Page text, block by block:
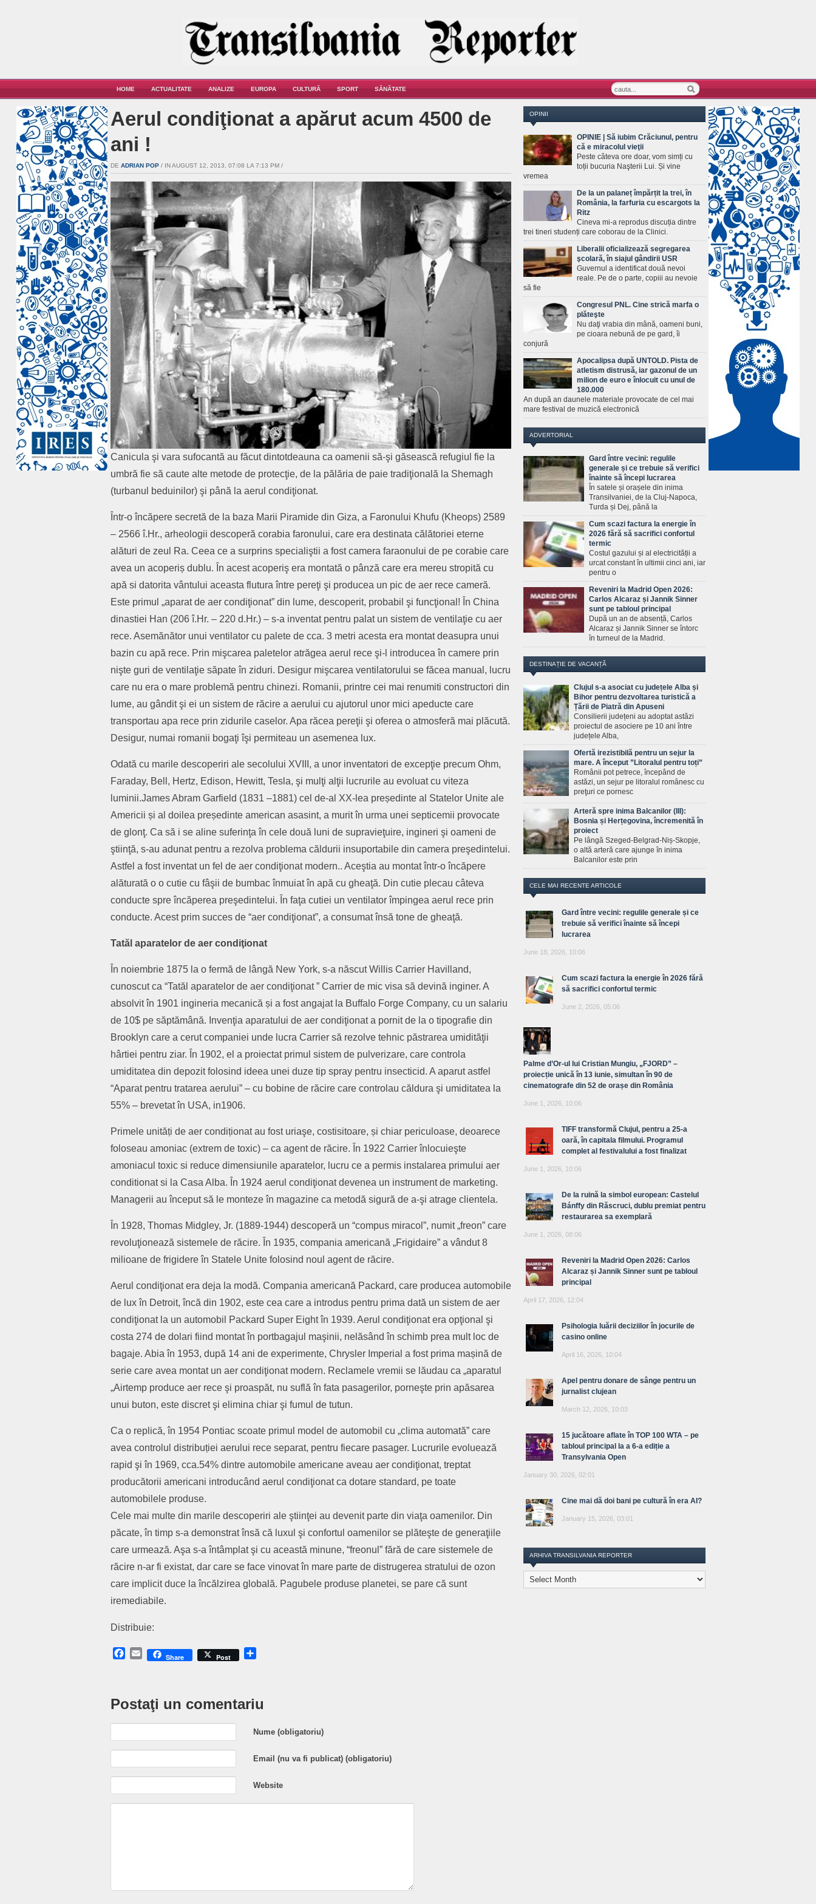
HOME ACTUALITATE ANALIZE EUROPA CULTURĂ SPORT SĂNĂTATE
Aerul condiţionat a apărut acum 4500 de
ani !
DE ADRIAN POP / IN AUGUST 12, 2013, 07:08 LA 7:13 PM /
Canicula şi vara sufocantă au făcut dintotdeauna ca oamenii să-şi găsească refugiul fie la
umbră fie să caute alte metode de protecţie, de la pălăria de paie tradiţională la Shemagh
(turbanul beduinilor) şi până la aerul condiţionat.
Într-o încăpere secretă de la baza Marii Piramide din Giza, a Faronului Khufu (Kheops) 2589
– 2566 î.Hr., arheologii descoperă corabia faronului, care era destinata călătoriei eterne
alături de zeul Ra. Ceea ce a surprins specialiştii a fost camera faraonului de pe corabie care
avea un acoperiș dublu. În acest acoperiş era montată o pânză care era mereu stropită cu
apă si datorita vântului aceasta flutura între pereţi şi producea un pic de aer rece cameră.
Este primul „aparat de aer condiţionat” din lume, descoperit, probabil şi funcţional! În China
dinastiei Han (206 î.Hr. – 220 d.Hr.) – s-a inventat pentru palat un sistem de ventilaţie cu aer
rece. Asemănător unui ventilator cu palete de cca. 3 metri acesta era montat deasupra unui
bazin cu apă rece. Prin mişcarea paletelor atrăgea aerul rece şi-l introducea în camere prin
nişte guri de ventilaţie săpate în ziduri. Desigur mişcarea ventilatorului se făcea manual, lucru
care nu era o mare problemă pentru chinezi. Romanii, printre cei mai renumiti constructori din
lume, au gândit şi ei un sistem de răcire a aerului cu ajutorul unor mici apeducte care
transportau apa rece prin zidurile caselor. Apa răcea pereţii şi oferea o atmosferă mai plăcută.
Desigur, numai romanii bogaţi îşi permiteau un asemenea lux.
Odată cu marile descoperiri ale secolului XVIII, a unor inventatori de excepţie precum Ohm,
Faraday, Bell, Hertz, Edison, Hewitt, Tesla, şi mulţi alţii lucrurile au evoluat cu viteza
luminii.James Abram Garfield (1831 –1881) cel de-al XX-lea președinte al Statelor Unite ale
Americii și al doilea președinte american asasint, a murit în urma unei septicemii provocate
de glonţ. Ca să i se aline suferinţa în cele două luni de supravieţuire, ingineri şi oameni de
ştiinţă, s-au adunat pentru a rezolva problema căldurii insuportabile din camera preşedintelui.
Astfel a fost inventat un fel de aer condiţionat modern.. Aceştia au montat într-o încăpere
alăturată o o cutie cu fâşii de bumbac înmuiat în apă cu gheaţă. Din cutie plecau câteva
conducte spre încăperea preşedintelui. În faţa cutiei un ventilator împingea aerul rece prin
conducte. Acest prim succes de “aer condiţionat”, a consumat însă tone de gheaţă.
Tatăl aparatelor de aer condiţionat
În noiembrie 1875 la o fermă de lângă New York, s-a născut Willis Carrier Havilland,
cunoscut ca “Tatăl aparatelor de aer condiţionat ” Carrier de mic visa să devină inginer. A
absolvit în 1901 ingineria mecanică și a fost angajat la Buffalo Forge Company, cu un salariu
de 10$ pe săptămână. Invenţia aparatului de aer condiţionat a pornit de la o tipografie din
Brooklyn care a cerut companiei unde lucra Carrier să rezolve tehnic păstrarea umidităţii
hârtiei pentru ziar. În 1902, el a proiectat primul sistem de pulverizare, care controla
umiditatea din depozit folosind ideea unei duze tip spray pentru insecticid. A aparut astfel
“Aparat pentru tratarea aerului” – cu bobine de răcire care controlau căldura şi umiditatea la
55% – brevetat în USA, in1906.
Primele unități de aer condiționat au fost uriaşe, costisitoare, și chiar periculoase, deoarece
foloseau amoniac (extrem de toxic) – ca agent de răcire. În 1922 Carrier înlocuieşte
amoniacul toxic si reduce dimensiunile aparatelor, lucru ce a permis instalarea primului aer
conditionat si la Casa Alba. În 1924 aerul condiţionat devenea un instrument de marketing.
Managerii au început să le monteze în magazine ca metodă sigură de a-şi atrage clientela.
În 1928, Thomas Midgley, Jr. (1889-1944) descoperă un “compus miracol”, numit „freon” care
revoluţionează sistemele de răcire. În 1935, compania americană „Frigidaire” a vândut 8
milioane de frigidere în Statele Unite folosind noul agent de răcire.
Aerul condiţionat era deja la modă. Compania americană Packard, care producea automobile
de lux în Detroit, încă din 1902, este cea care a introdus pentru prima dată un sistem de aer
condiţionat la un automobil Packard Super Eight în 1939. Aerul condiţionat era opţional şi
costa 274 de dolari fiind montat în portbagajul maşinii, nelăsând în schimb prea mult loc de
bagaje. Abia în 1953, după 14 ani de experimente, Chrysler Imperial a fost prima mașină de
serie care avea montat un aer condiţionat modern. Reclamele vremii se lăudau ca „aparatul
„Airtemp produce aer rece şi proaspăt, nu suflă în fata pasagerilor, porneşte prin apăsarea
unui buton, este discret şi elimina chiar şi fumul de tutun.
Ca o replică, în 1954 Pontiac scoate primul model de automobil cu „clima automată” care
avea controlul distribuției aerului rece separat, pentru fiecare pasager. Lucrurile evoluează
rapid şi în 1969, cca.54% dintre automobile americane aveau aer condiţionat, treptat
producătorii americani introducând aerul condiţionat ca dotare standard, pe toate
automobilele produse.
Cele mai multe din marile descoperiri ale ştiinţei au devenit parte din viaţa oamenilor. Din
păcate, în timp s-a demonstrat însă că luxul şi confortul oamenilor se plăteşte de generaţiile
care urmează. Aşa s-a întâmplat şi cu această minune, “freonul” fără de care sistemele de
răcire n-ar fi existat, dar care se face vinovat în mare parte de distrugerea stratului de ozon
care implicit duce la încălzirea globală. Pagubele produse planetei, se pare că sunt
iremediabile.
Distribuie:
Facebook
EmailShare Post
Postaţi un comentariu
Nume (obligatoriu)
Email (nu va fi publicat) (obligatoriu)
Website
OPINII
OPINIE | Să iubim Crăciunul, pentru
că e miracolul vieţii
Peste câteva ore doar, vom simți cu
toții bucuria Naşterii Lui. Și vine
vremea
De la un palaneț împărțit la trei, în
România, la farfuria cu escargots la
Ritz
Cineva mi-a reprodus discuția dintre
trei tineri studenți care coborau de la Clinici.
Liberalii oficializează segregarea
şcolară, în siajul gândirii USR
Guvernul a identificat două nevoi
reale. Pe de o parte, copiii au nevoie
să fie
Congresul PNL. Cine strică marfa o
plăteşte
Nu daţi vrabia din mână, oameni buni,
pe cioara nebună de pe gard, îi
conjură
Apocalipsa după UNTOLD. Pista de
atletism distrusă, iar gazonul de un
milion de euro e înlocuit cu unul de
180.000
An după an daunele materiale provocate de cel mai
mare festival de muzică electronică
ADVERTORIAL
Gard între vecini: regulile
generale și ce trebuie să verifici
înainte să începi lucrarea
În satele și orașele din inima
Transilvaniei, de la Cluj-Napoca,
Turda și Dej, până la
Cum scazi factura la energie în
2026 fără să sacrifici confortul
termic
Costul gazului și al electricității a
urcat constant în ultimii cinci ani, iar
pentru o
Reveniri la Madrid Open 2026:
Carlos Alcaraz și Jannik Sinner
sunt pe tabloul principal
După un an de absență, Carlos
Alcaraz și Jannik Sinner se întorc
în turneul de la Madrid.
DESTINAȚIE DE VACANȚĂ
Clujul s-a asociat cu județele Alba și
Bihor pentru dezvoltarea turistică a
Țării de Piatră din Apuseni
Consilierii județeni au adoptat astăzi
proiectul de asociere pe 10 ani între
județele Alba,
Ofertă irezistibilă pentru un sejur la
mare. A început ”Litoralul pentru toți”
Românii pot petrece, începând de
astăzi, un sejur pe litoralul românesc cu
preţuri ce pornesc
Arteră spre inima Balcanilor (III):
Bosnia și Herțegovina, încremenită în
proiect
Pe lângă Szeged-Belgrad-Niș-Skopje,
o altă arteră care ajunge în inima
Balcanilor este prin
CELE MAI RECENTE ARTICOLE
Gard între vecini: regulile generale și ce
trebuie să verifici înainte să începi
lucrarea
June 18, 2026, 10:06
Cum scazi factura la energie în 2026 fără
să sacrifici confortul termic
June 2, 2026, 05:06
Palme d’Or-ul lui Cristian Mungiu, „FJORD” –
proiecție unică în 13 iunie, simultan în 90 de
cinematografe din 52 de orașe din România
June 1, 2026, 10:06
TIFF transformă Clujul, pentru a 25-a
oară, în capitala filmului. Programul
complet al festivalului a fost finalizat
June 1, 2026, 10:06
De la ruină la simbol european: Castelul
Bánffy din Răscruci, dublu premiat pentru
restaurarea sa exemplară
June 1, 2026, 08:06
Reveniri la Madrid Open 2026: Carlos
Alcaraz și Jannik Sinner sunt pe tabloul
principal
April 17, 2026, 12:04
Psihologia luării deciziilor în jocurile de
casino online
April 16, 2026, 10:04
Apel pentru donare de sânge pentru un
jurnalist clujean
March 12, 2026, 10:03
15 jucătoare aflate în TOP 100 WTA – pe
tabloul principal la a 6-a ediție a
Transylvania Open
January 30, 2026, 02:01
Cine mai dă doi bani pe cultură în era AI?
January 15, 2026, 03:01
ARHIVA TRANSILVANIA REPORTER
Arhiva
Transilvania